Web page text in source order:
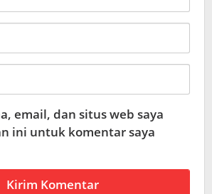
email, dan situs web saya
ini untuk komentar saya